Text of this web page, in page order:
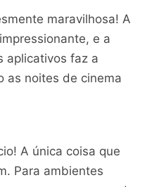
maravilhosa! A
e a
aplicativos faz a
as noites de cinema
A única coisa que
Para ambientes